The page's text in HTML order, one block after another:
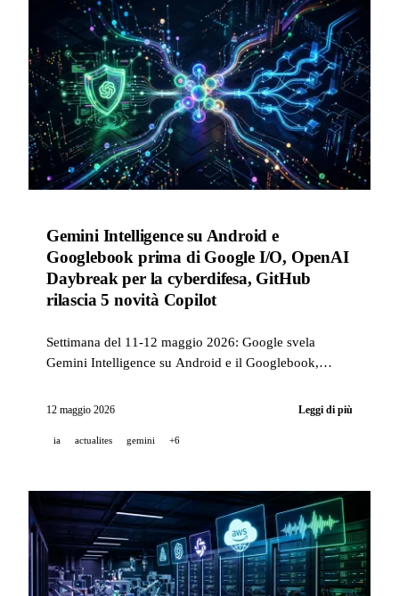
Gemini Intelligence su Android e
Googlebook prima di Google I/O, OpenAI
Daybreak per la cyberdifesa, GitHub
rilascia 5 novità Copilot
Settimana del 11-12 maggio 2026: Google svela
Gemini Intelligence su Android e il Googlebook,
cyberdifesa, GitHub migliora Copilot code review e
12 maggio 2026 Leggi di più
ia actualites gemini +6